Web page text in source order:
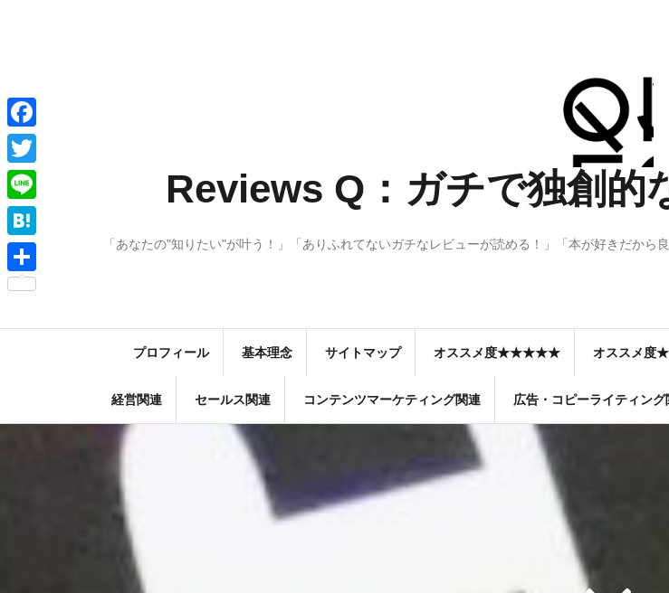
ツ
へ
ス
キ
ッ
プ
Reviews Q：ガチで独創的
「あなたの"知りたい"が叶う！」「ありふれてないガチなレビューが読める！」「本が好きだか
プロフィール 基本理念 サイトマップ オススメ度★★★★★ オススメ
経営関連 セールス関連 コンテンツマーケティング関連 広告・コピーライティング
F
a
c
e
b
o
T
w
i
t
L
i
n
H
a
共